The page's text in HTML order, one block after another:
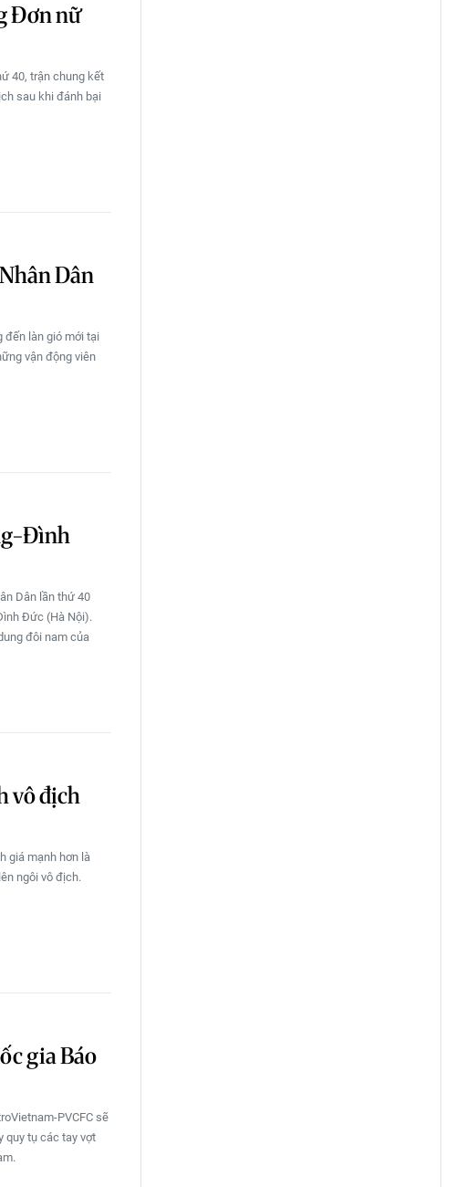
Đơn nữ
40, trận chung kết
sau khi đánh bại
Dân
đến làn gió mới tại
vận động viên
Đình
Dân lần thứ 40
Đức (Hà Nội).
đôi nam của
vô địch
giá mạnh hơn là
ngôi vô địch.
gia Báo
PVCFC sẽ
quy tụ các tay vợt